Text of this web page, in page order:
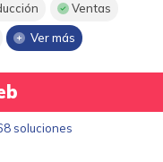
Ventas
Ver más
soluciones